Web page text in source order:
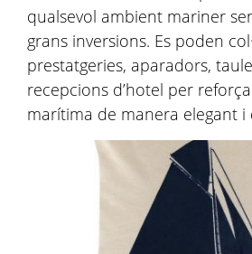
qualsevol ambient mariner
grans inversions. Es poden
prestatgeries, aparadors,
recepcions d’hotel per
marítima de manera elegant i